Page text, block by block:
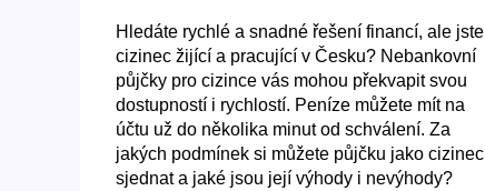
Hledáte rychlé a snadné řešení financí, ale jste
cizinec žijící a pracující v Česku? Nebankovní
půjčky pro cizince vás mohou překvapit svou
dostupností i rychlostí. Peníze můžete mít na
účtu už do několika minut od schválení. Za
jakých podmínek si můžete půjčku jako cizinec
sjednat a jaké jsou její výhody i nevýhody?